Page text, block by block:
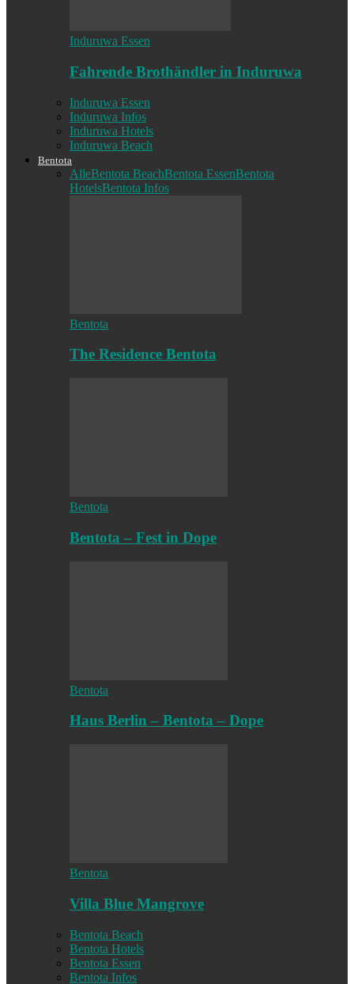
Induruwa Essen
Fahrende Brothändler in Induruwa
Induruwa Essen
Induruwa Infos
Induruwa Hotels
Induruwa Beach
Bentota
AlleBentota BeachBentota EssenBentota
HotelsBentota Infos
Bentota
The Residence Bentota
Bentota
Bentota – Fest in Dope
Bentota
Haus Berlin – Bentota – Dope
Bentota
Villa Blue Mangrove
Bentota Beach
Bentota Hotels
Bentota Essen
Bentota Infos